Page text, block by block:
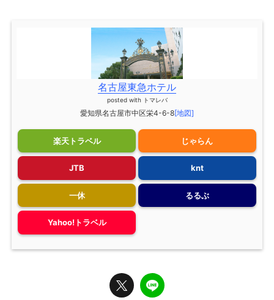
名古屋東急ホテル
posted with トマレバ
愛知県名古屋市中区栄4-6-8[地図]
楽天トラベル じゃらん
JTB knt
一休 るるぶ
Yahoo!トラベル